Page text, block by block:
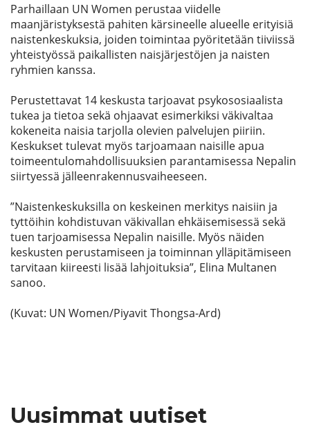
Parhaillaan UN Women perustaa viidelle
maanjäristyksestä pahiten kärsineelle alueelle erityisiä
naistenkeskuksia, joiden toimintaa pyöritetään tiiviissä
yhteistyössä paikallisten naisjärjestöjen ja naisten
ryhmien kanssa.
Perustettavat 14 keskusta tarjoavat psykososiaalista
tukea ja tietoa sekä ohjaavat esimerkiksi väkivaltaa
kokeneita naisia tarjolla olevien palvelujen piiriin.
Keskukset tulevat myös tarjoamaan naisille apua
toimeentulomahdollisuuksien parantamisessa Nepalin
siirtyessä jälleenrakennusvaiheeseen.
”Naistenkeskuksilla on keskeinen merkitys naisiin ja
tyttöihin kohdistuvan väkivallan ehkäisemisessä sekä
tuen tarjoamisessa Nepalin naisille. Myös näiden
keskusten perustamiseen ja toiminnan ylläpitämiseen
tarvitaan kiireesti lisää lahjoituksia”, Elina Multanen
sanoo.
(Kuvat: UN Women/Piyavit Thongsa-Ard)
Uusimmat uutiset